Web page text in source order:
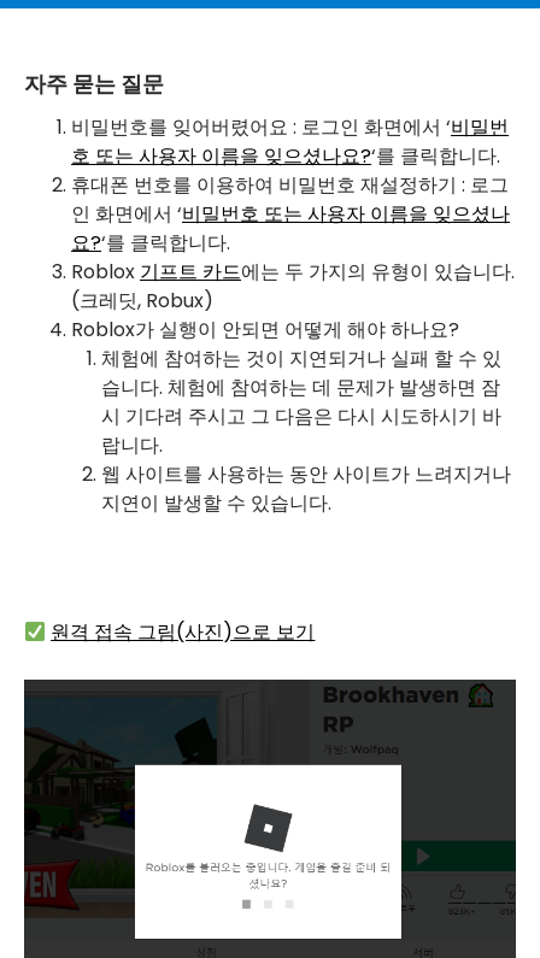
자주 묻는 질문
비밀번호를 잊어버렸어요 : 로그인 화면에서 ‘비밀번
호 또는 사용자 이름을 잊으셨나요?‘를 클릭합니다.
휴대폰 번호를 이용하여 비밀번호 재설정하기 : 로그
인 화면에서 ‘비밀번호 또는 사용자 이름을 잊으셨나
요?‘를 클릭합니다.
Roblox 기프트 카드에는 두 가지의 유형이 있습니다.
(크레딧, Robux)
Roblox가 실행이 안되면 어떻게 해야 하나요?
체험에 참여하는 것이 지연되거나 실패 할 수 있
습니다. 체험에 참여하는 데 문제가 발생하면 잠
시 기다려 주시고 그 다음은 다시 시도하시기 바
랍니다.
웹 사이트를 사용하는 동안 사이트가 느려지거나
지연이 발생할 수 있습니다.
원격 접속 그림(사진)으로 보기